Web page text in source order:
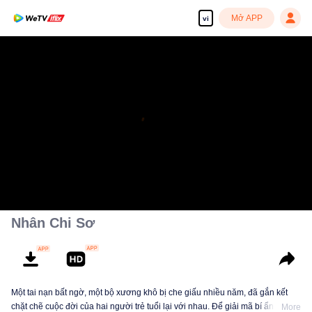
vi Mở APP
Nhân Chi Sơ
Một tai nạn bất ngờ, một bộ xương khô bị che giấu nhiều năm, đã gắn kết
chặt chẽ cuộc đời của hai người trẻ tuổi lại với nhau. Để giải mã bí ẩn vềMore